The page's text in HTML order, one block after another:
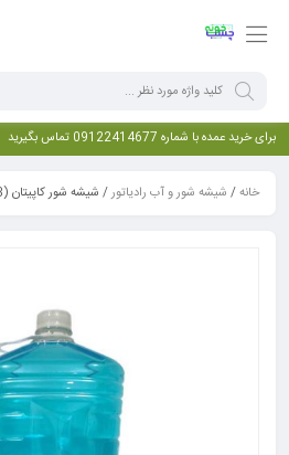
برای خرید عمده با شماره 09122414677 تماس بگیرید
خانه/ شیشه شور و آب رادیاتور/ شیشه شور کاپیتان (3 لیتری)